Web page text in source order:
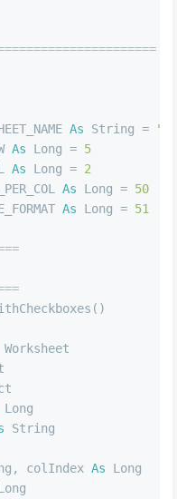
As String =
"
As Long = 5
As Long = 2
As Long = 50
As Long = 51
Worksheet
Long
String
, colIndex As
Long